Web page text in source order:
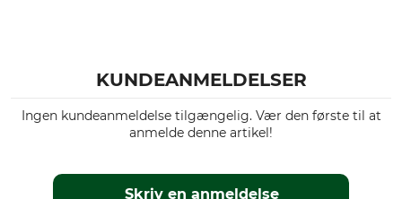
KUNDEANMELDELSER
Ingen kundeanmeldelse tilgængelig. Vær den første til at
anmelde denne artikel!
Skriv en anmeldelse